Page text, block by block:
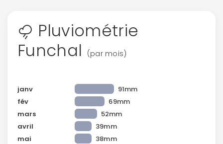
Pluviométrie
Funchal
(par mois)
janv
91mm
fév
69mm
mars
52mm
avril
39mm
mai
38mm